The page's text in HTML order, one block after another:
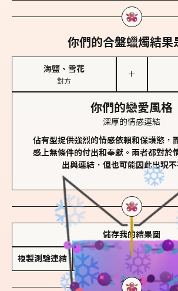
你們的合盤蠟燭結果
海鹽、雪花
對方
＋
你們的戀愛風格
深厚的情感連結
佔有型提供強烈的情感依賴和保護慾，
感上無條件的付出和奉獻。兩者都對於
出與連結，但也可能因此出現不
儲存我的結果圖
複製測驗連結 查看香氛類型全